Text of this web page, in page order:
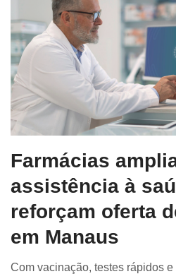
Farmácias
assistência à
reforçam oferta
em Manaus
Com vacinação, testes rápidos